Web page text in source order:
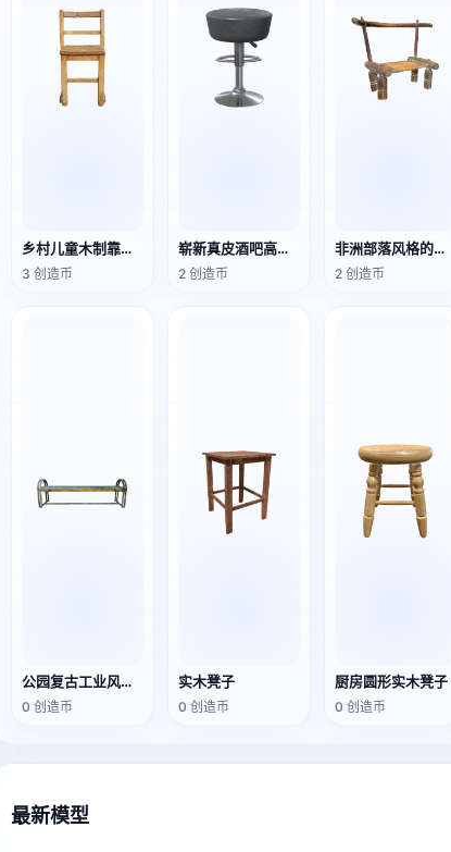
乡村儿童木制靠背椅
3 创造币
崭新真皮酒吧高脚凳
2 创造币
非洲部落风格的传统木制椅
2 创造币
公园复古工业风格的木制金属长凳
0 创造币
实木凳子
0 创造币
厨房圆形实木凳子
0 创造币
最新模型